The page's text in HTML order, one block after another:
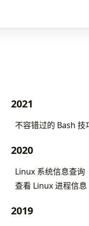
2021
不容错过的 Bash 技
2020
Linux 系统信息查询
查看 Linux 进程信息
2019